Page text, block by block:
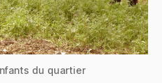
du quartier